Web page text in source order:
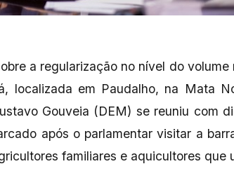
a regularização no nível do volume
localizada em Paudalho, na Mata
Gouveia (DEM) se reuniu com
após o parlamentar visitar a
familiares e aquicultores que